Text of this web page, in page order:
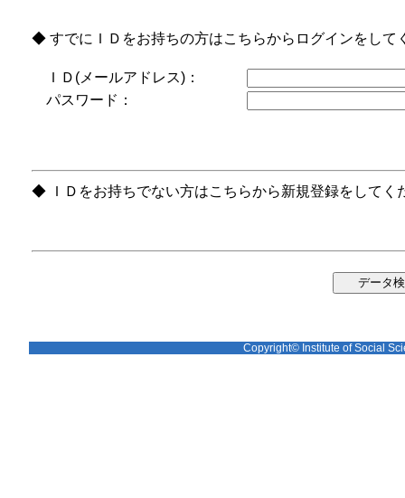
◆ すでにＩＤをお持ちの方はこちらからログインをして
ＩＤ(メールアドレス)：
パスワード：
◆ ＩＤをお持ちでない方はこちらから新規登録をしてく
Copyright© Institute of Social